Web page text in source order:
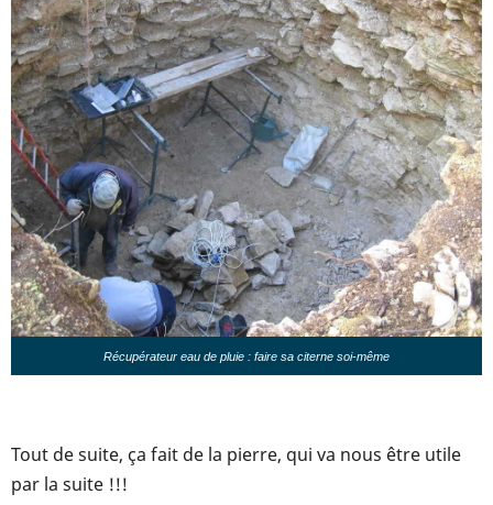
Récupérateur eau de pluie : faire sa citerne soi-même
Tout de suite, ça fait de la pierre, qui va nous être utile
par la suite !!!